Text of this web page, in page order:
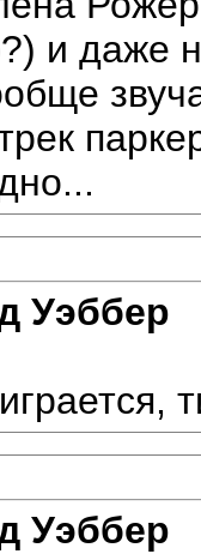
и даже
Уэббер
Уэббер